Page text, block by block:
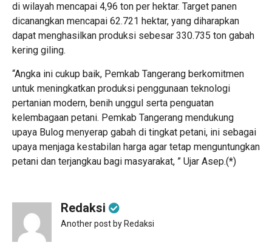
di wilayah mencapai 4,96 ton per hektar. Target panen
dicanangkan mencapai 62.721 hektar, yang diharapkan
dapat menghasilkan produksi sebesar 330.735 ton gabah
kering giling.
“Angka ini cukup baik, Pemkab Tangerang berkomitmen
untuk meningkatkan produksi penggunaan teknologi
pertanian modern, benih unggul serta penguatan
kelembagaan petani. Pemkab Tangerang mendukung
upaya Bulog menyerap gabah di tingkat petani, ini sebagai
upaya menjaga kestabilan harga agar tetap menguntungkan
petani dan terjangkau bagi masyarakat, ” Ujar Asep.(*)
Redaksi
Another post by Redaksi